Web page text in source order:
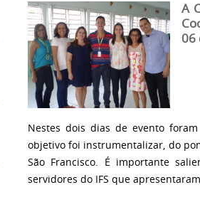
A
06
Nestes dois dias de evento
objetivo foi instrumentalizar, do
São Francisco. É importante
servidores do IFS que